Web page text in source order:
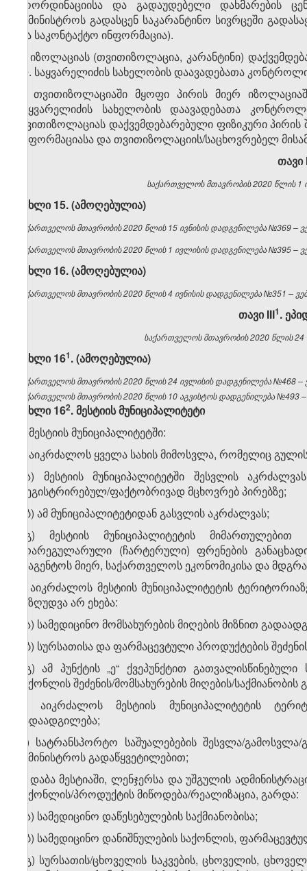
კოორდინაციისა და გადაუდებელი დახმარების
სამინისტროს გადასცენ საკარანტინო სივრცეში
და საკონტაქტო ინფორმაცია).
3. იზოლაციას (თვითიზოლაცია, კარანტინი)
ლ. საყვარელიძის სახელობის დაავადებათა
4. თვითიზოლაციაში მყოფი პირის მიერ
საყვარელიძის სახელობის დაავადებათა
თვითიზოლაციას დაქვემდებარებული ფიზიკური
ინფორმაციასა და თვითიზოლაციის/საცხოვრებელ
თავი
საქართველოს მთავრობის 2020 წლის 1
მუხლი 15. (ამოღებულია)
საქართველოს მთავრობის 2020 წლის 15 ივნისის დადგენილება №369 –
საქართველოს მთავრობის 2020 წლის 1 ივლისის დადგენილება №395 –
მუხლი 16. (ამოღებულია)
საქართველოს მთავრობის 2020 წლის 4 ივნისის დადგენილება №351 –
თავიIII​1.
საქართველოს მთავრობის 2020 წლის
მუხლი 16​1. (ამოღებულია)
საქართველოს მთავრობის 2020 წლის 24 ივლისის დადგენილება №468 –
საქართველოს მთავრობის 2020 წლის 10 აგვისტოს დადგენილება №493
მუხლი 16​2. მესტიის მუნიციპალიტეტი
1. მესტიის მუნიციპალიტეტში:
ა) აიკრძალოს ყველა სახის მიმოსვლა, რომელიც
ა.ა) მესტიის მუნიციპალიტეტში შესვლის
რეგისტრირებულ/ფაქტობრივად მცხოვრებ პირებზე;
ა.ბ) ამ მუნიციპალიტეტიდან გასვლის აკრძალვას;
ა.გ) მესტიის მუნიციპალიტეტის მიმართულებით
არარეგულარული (ჩარტერული) ფრენების
სააგენტოს მიერ, საქართველოს ეკონომიკისა და
ბ) აიკრძალოს მესტიის მუნიციპალიტეტის
შეზღუდვა არ ეხება:
ბ.ა) სამედიცინო მომსახურების მიღების მიზნით
ბ.ბ) სურსათისა და ფარმაცევტული პროდუქტების
ბ.გ) ამ პუნქტის „ე“ ქვეპუნქტით
საქონლის შეძენის/მომსახურების მიღების/
გ) აიკრძალოს მესტიის მუნიციპალიტეტის
გადაადგილება;
დ) სატრანსპორტო საშუალებების შესვლა/
სამინისტროს გადაწყვეტილებით;
ე) დაბა მესტიაში, ლენჯერსა და უშგულის
საქონლის/პროდუქტის მიწოდება/რეალიზაცია, გარდა:
ე.ა) სამედიცინო დაწესებულების საქმიანობისა;
ე.ბ) სამედიცინო დანიშნულების საქონლის,
ე.გ) სურსათის/ცხოველის საკვების, ცხოველის,